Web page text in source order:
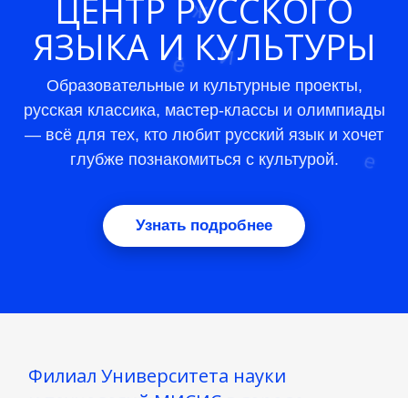
Ч
з
ЦЕНТР РУССКОГО
ЯЗЫКА И КУЛЬТУРЫ
Образовательные и культурные проекты,
русская классика, мастер-классы и олимпиады
— всё для тех, кто любит русский язык и хочет
глубже познакомиться с культурой.
Узнать подробнее
Филиал Университета науки